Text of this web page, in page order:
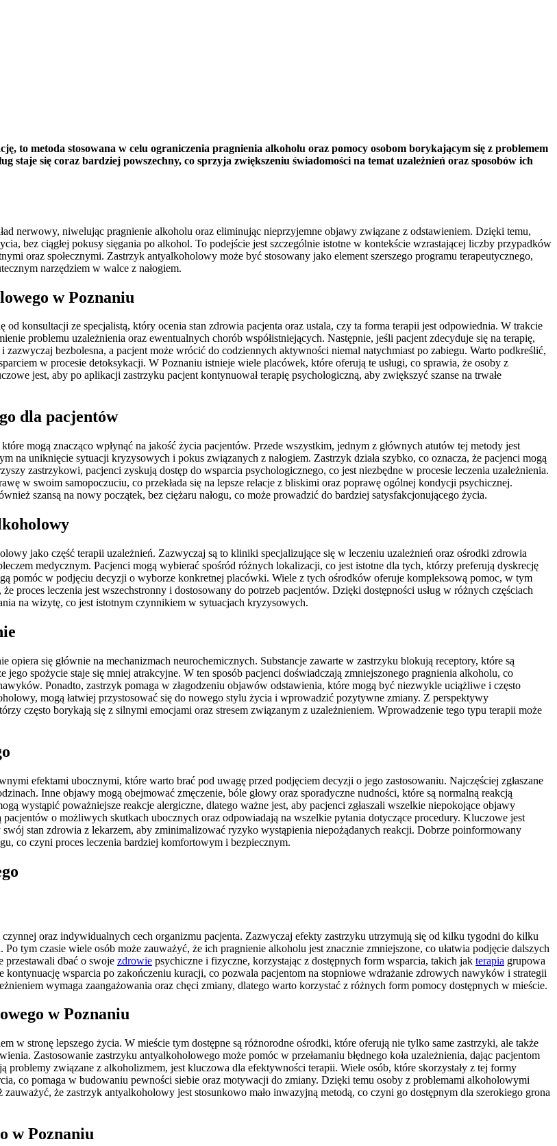
to metoda stosowana w celu ograniczenia pragnienia alkoholu oraz pomocy osobom borykającym się z problemem
staje się coraz bardziej powszechny, co sprzyja zwiększeniu świadomości na temat uzależnień oraz sposobów ich
nerwowy, niwelując pragnienie alkoholu oraz eliminując nieprzyjemne objawy związane z odstawieniem. Dzięki temu,
bez ciągłej pokusy sięgania po alkohol. To podejście jest szczególnie istotne w kontekście wzrastającej liczby przypadków
oraz społecznymi. Zastrzyk antyalkoholowy może być stosowany jako element szerszego programu terapeutycznego,
narzędziem w walce z nałogiem.
w Poznaniu
konsultacji ze specjalistą, który ocenia stan zdrowia pacjenta oraz ustala, czy ta forma terapii jest odpowiednia. W trakcie
problemu uzależnienia oraz ewentualnych chorób współistniejących. Następnie, jeśli pacjent zdecyduje się na terapię,
bezbolesna, a pacjent może wrócić do codziennych aktywności niemal natychmiast po zabiegu. Warto podkreślić,
w procesie detoksykacji. W Poznaniu istnieje wiele placówek, które oferują te usługi, co sprawia, że osoby z
jest, aby po aplikacji zastrzyku pacjent kontynuował terapię psychologiczną, aby zwiększyć szanse na trwałe
dla pacjentów
mogą znacząco wpłynąć na jakość życia pacjentów. Przede wszystkim, jednym z głównych atutów tej metody jest
na uniknięcie sytuacji kryzysowych i pokus związanych z nałogiem. Zastrzyk działa szybko, co oznacza, że pacjenci mogą
zastrzykowi, pacjenci zyskują dostęp do wsparcia psychologicznego, co jest niezbędne w procesie leczenia uzależnienia.
w swoim samopoczuciu, co przekłada się na lepsze relacje z bliskimi oraz poprawę ogólnej kondycji psychicznej.
szansą na nowy początek, bez ciężaru nałogu, co może prowadzić do bardziej satysfakcjonującego życia.
jako część terapii uzależnień. Zazwyczaj są to kliniki specjalizujące się w leczeniu uzależnień oraz ośrodki zdrowia
medycznym. Pacjenci mogą wybierać spośród różnych lokalizacji, co jest istotne dla tych, którzy preferują dyskrecję
pomóc w podjęciu decyzji o wyborze konkretnej placówki. Wiele z tych ośrodków oferuje kompleksową pomoc, w tym
proces leczenia jest wszechstronny i dostosowany do potrzeb pacjentów. Dzięki dostępności usług w różnych częściach
na wizytę, co jest istotnym czynnikiem w sytuacjach kryzysowych.
opiera się głównie na mechanizmach neurochemicznych. Substancje zawarte w zastrzyku blokują receptory, które są
spożycie staje się mniej atrakcyjne. W ten sposób pacjenci doświadczają zmniejszonego pragnienia alkoholu, co
Ponadto, zastrzyk pomaga w złagodzeniu objawów odstawienia, które mogą być niezwykle uciążliwe i często
mogą łatwiej przystosować się do nowego stylu życia i wprowadzić pozytywne zmiany. Z perspektywy
często borykają się z silnymi emocjami oraz stresem związanym z uzależnieniem. Wprowadzenie tego typu terapii może
efektami ubocznymi, które warto brać pod uwagę przed podjęciem decyzji o jego zastosowaniu. Najczęściej zgłaszane
Inne objawy mogą obejmować zmęczenie, bóle głowy oraz sporadyczne nudności, które są normalną reakcją
wystąpić poważniejsze reakcje alergiczne, dlatego ważne jest, aby pacjenci zgłaszali wszelkie niepokojące objawy
o możliwych skutkach ubocznych oraz odpowiadają na wszelkie pytania dotyczące procedury. Kluczowe jest
stan zdrowia z lekarzem, aby zminimalizować ryzyko wystąpienia niepożądanych reakcji. Dobrze poinformowany
co czyni proces leczenia bardziej komfortowym i bezpiecznym.
oraz indywidualnych cech organizmu pacjenta. Zazwyczaj efekty zastrzyku utrzymują się od kilku tygodni do kilku
tym czasie wiele osób może zauważyć, że ich pragnienie alkoholu jest znacznie zmniejszone, co ułatwia podjęcie dalszych
przestawali dbać o swoje zdrowie psychiczne i fizyczne, korzystając z dostępnych form wsparcia, takich jak terapia grupowa
wsparcia po zakończeniu kuracji, co pozwala pacjentom na stopniowe wdrażanie zdrowych nawyków i strategii
wymaga zaangażowania oraz chęci zmiany, dlatego warto korzystać z różnych form pomocy dostępnych w mieście.
w Poznaniu
w stronę lepszego życia. W mieście tym dostępne są różnorodne ośrodki, które oferują nie tylko same zastrzyki, ale także
Zastosowanie zastrzyku antyalkoholowego może pomóc w przełamaniu błędnego koła uzależnienia, dając pacjentom
problemy związane z alkoholizmem, jest kluczowa dla efektywności terapii. Wiele osób, które skorzystały z tej formy
co pomaga w budowaniu pewności siebie oraz motywacji do zmiany. Dzięki temu osoby z problemami alkoholowymi
że zastrzyk antyalkoholowy jest stosunkowo mało inwazyjną metodą, co czyni go dostępnym dla szerokiego grona
w Poznaniu